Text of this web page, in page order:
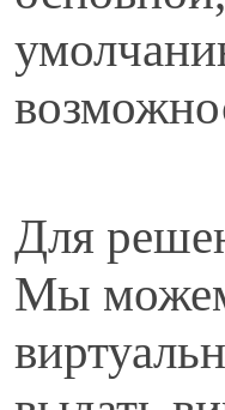
Для
Мы